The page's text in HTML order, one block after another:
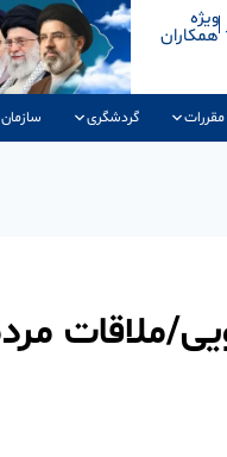
ویژه
همکاران
مقررات گردشگری
ملاقات